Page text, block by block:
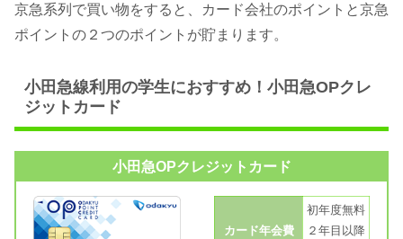
京急系列で買い物をすると、カード会社のポイントと京急
ポイントの２つのポイントが貯まります。
小田急線利用の学生におすすめ！小田急OPクレ
ジットカード
小田急OPクレジットカード
カード年会費
初年度無料
２年目以降